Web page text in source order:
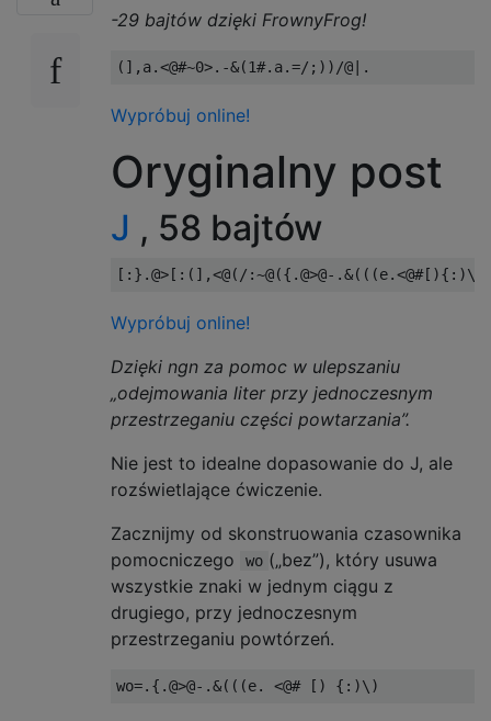
-29 bajtów dzięki FrownyFrog!
Wypróbuj online!
Oryginalny post
J , 58 bajtów
Wypróbuj online!
Dzięki ngn za pomoc w ulepszaniu
„odejmowania liter przy jednoczesnym
przestrzeganiu części powtarzania”.
Nie jest to idealne dopasowanie do J, ale
rozświetlające ćwiczenie.
Zacznijmy od skonstruowania czasownika
pomocniczego
wo („bez”), który usuwa
wszystkie znaki w jednym ciągu z
drugiego, przy jednoczesnym
przestrzeganiu powtórzeń.